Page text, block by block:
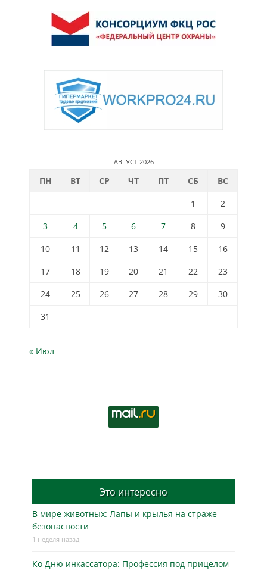
АВГУСТ 2026
ПН ВТ СР ЧТ ПТ СБ
ВС
1
2
3
4 5 6 7 8
9
10
11 12 13 14 15
16
17
18 19 20 21 22
23
24
25 26 27 28 29
30
31
« Июл
Это интересно
В мире животных: Лапы и крылья на страже
безопасности
1 неделя назад
Ко Дню инкассатора: Профессия под прицелом